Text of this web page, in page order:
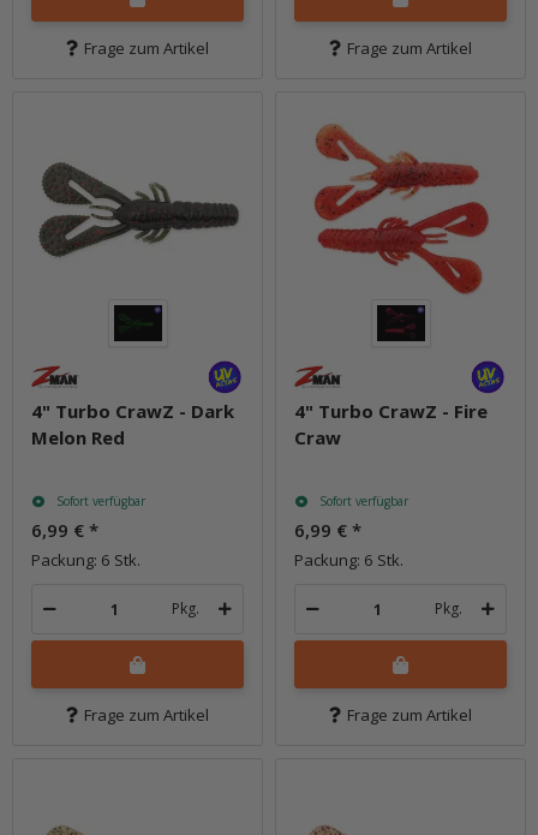
Frage zum Artikel Frage zum Artikel
4" Turbo CrawZ - Dark
Melon Red
Sofort verfügbar
6,99 € *
Packung: 6 Stk.
Pkg.
Frage zum Artikel
4" Turbo CrawZ - Fire
Craw
Sofort verfügbar
6,99 € *
Packung: 6 Stk.
Pkg.
Frage zum Artikel